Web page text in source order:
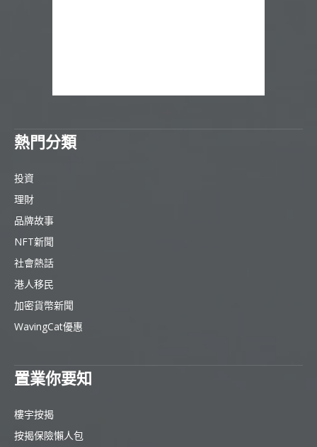
熱門分類
投資
理財
品牌故事
NFT新聞
社會熱話
港人移民
加密貨幣新聞
WavingCat優惠
置業你要知
樓宇按揭
按揭保險懶人包